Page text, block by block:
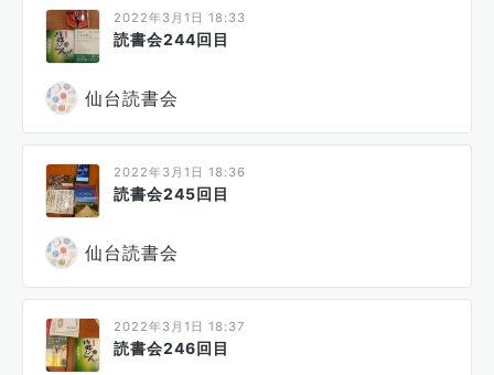
2022年3月1日 18:33
読書会244回目
仙台読書会
2022年3月1日 18:36
読書会245回目
仙台読書会
2022年3月1日 18:37
読書会246回目